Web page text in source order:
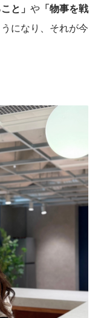
と」 や 「物事を戦
になり、それが今